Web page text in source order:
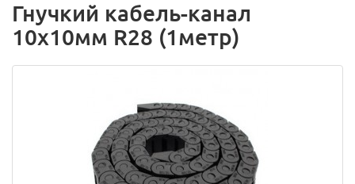
Гнучкий кабель-канал
10х10мм R28 (1метр)